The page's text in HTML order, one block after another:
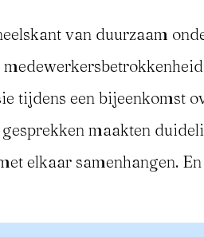
van duurzaam
tijdens een bijeenkomst
maakten
elkaar samenhangen.